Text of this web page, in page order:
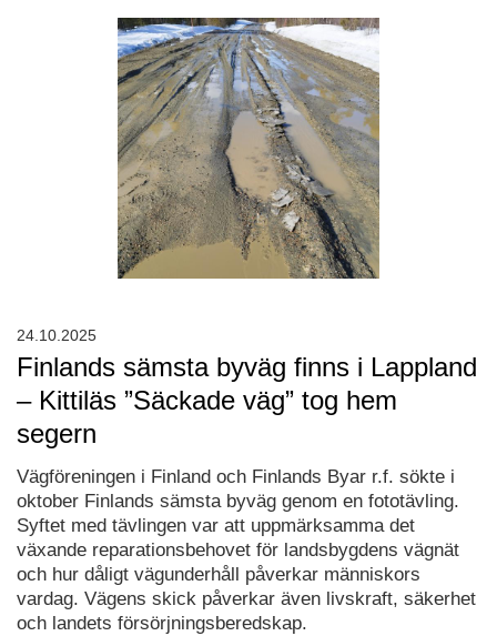
Finlands sämsta byväg finns i Lappland
– Kittiläs ”Säckade väg” tog hem
segern
Vägföreningen i Finland och Finlands Byar r.f. sökte i
oktober Finlands sämsta byväg genom en fototävling.
Syftet med tävlingen var att uppmärksamma det
växande reparationsbehovet för landsbygdens vägnät
och hur dåligt vägunderhåll påverkar människors
vardag. Vägens skick påverkar även livskraft, säkerhet
och landets försörjningsberedskap.
24.10.2025